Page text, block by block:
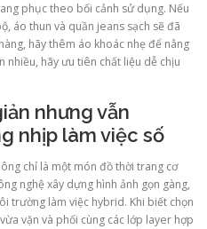
phục theo bối cảnh sử dụng. Nếu
áo thun và quần jeans sạch sẽ đã
hãy thêm áo khoác nhẹ để nâng
nhiều, hãy ưu tiên chất liệu dễ chịu
nhưng vẫn
nhịp làm việc số
chỉ là một món đồ thời trang cơ
nghệ xây dựng hình ảnh gọn gàng,
trường làm việc hybrid. Khi biết chọn
vặn và phối cùng các lớp layer hợp